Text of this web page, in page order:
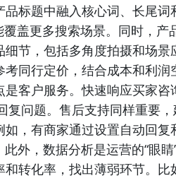
标题中融入核心词、长尾词
盖更多搜索场景。同时，产
节，包括多角度拍摄和场景
同行定价，结合成本和利润
客户服务。快速响应买家咨
问题。售后支持同样重要
，有商家通过设置自动回复
外，数据分析是运营的“眼
转化率，找出薄弱环节。比